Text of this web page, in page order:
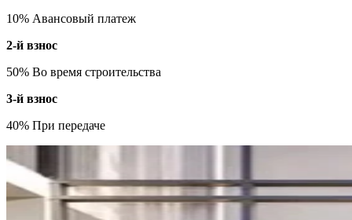
10% Авансовый платеж
2-й взнос
50% Во время строительства
3-й взнос
40% При передаче